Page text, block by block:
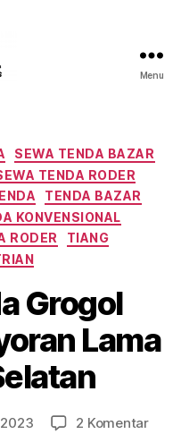
Menu
SEWA TENDA BAZAR
TENDA RODER
TENDA BAZAR
KONVENSIONAL
RODER
TIANG
Grogol
Lama
2 Komentarpada